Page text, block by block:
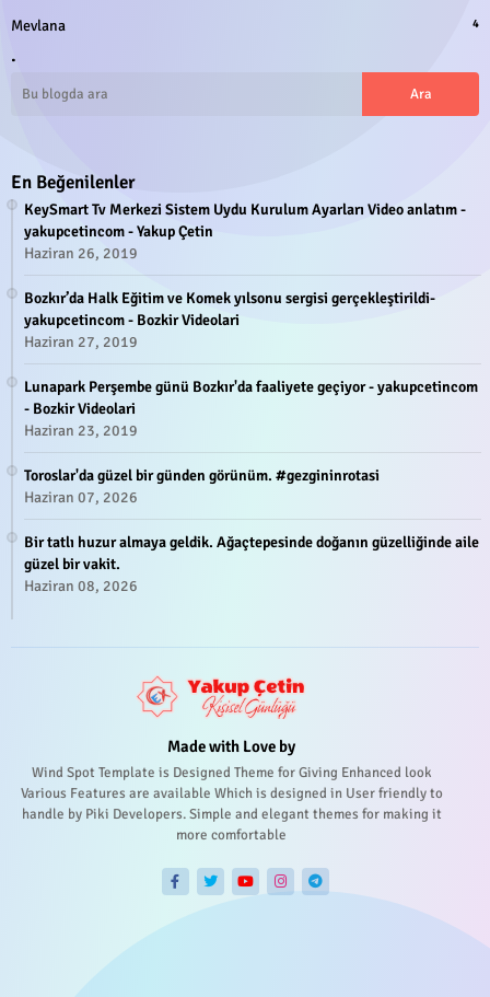
Mevlana 4
.
En Beğenilenler
KeySmart Tv Merkezi Sistem Uydu Kurulum Ayarları Video anlatım -
yakupcetincom - Yakup Çetin
Haziran 26, 2019
Bozkır’da Halk Eğitim ve Komek yılsonu sergisi gerçekleştirildi-
yakupcetincom - Bozkir Videolari
Haziran 27, 2019
Lunapark Perşembe günü Bozkır'da faaliyete geçiyor - yakupcetincom
- Bozkir Videolari
Haziran 23, 2019
Toroslar'da güzel bir günden görünüm. #gezgininrotasi
Haziran 07, 2026
Bir tatlı huzur almaya geldik. Ağaçtepesinde doğanın güzelliğinde aile
güzel bir vakit.
Haziran 08, 2026
Made with Love by
Wind Spot Template is Designed Theme for Giving Enhanced look
Various Features are available Which is designed in User friendly to
handle by Piki Developers. Simple and elegant themes for making it
more comfortable